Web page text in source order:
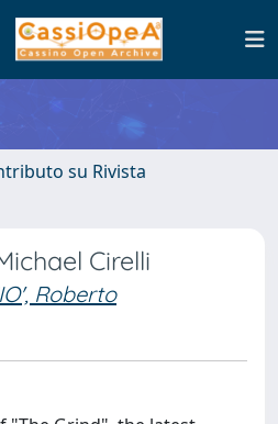
su Rivista
Cirelli
Roberto